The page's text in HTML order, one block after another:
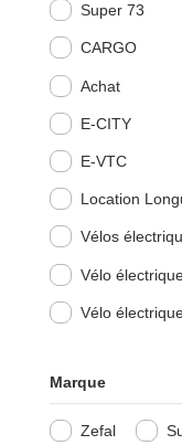
Super 73
CARGO
Achat
E-CITY
E-VTC
Location
Vélos
Vélo
Vélo
Marque
Zefal